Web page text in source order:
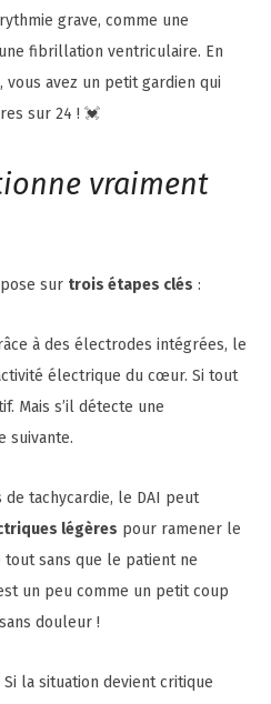
grave, comme une
fibrillation ventriculaire. En
vous avez un petit gardien qui
sur 24 ! 💓
vraiment
sur trois étapes clés :
à des électrodes intégrées, le
électrique du cœur. Si tout
Mais s’il détecte une
suivante.
de tachycardie, le DAI peut
légères pour ramener le
sans que le patient ne
un peu comme un petit coup
douleur !
Si la situation devient critique